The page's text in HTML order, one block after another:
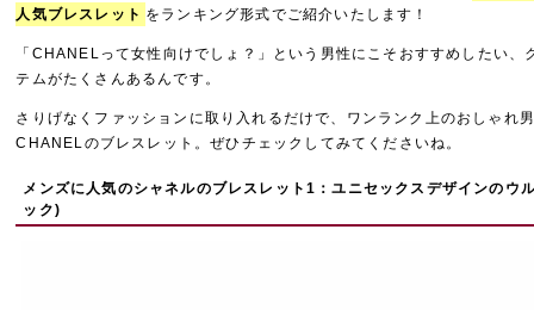
人気ブレスレット をランキング形式でご紹介いたします！
「CHANELって女性向けでしょ？」という男性にこそおすすめしたい、
テムがたくさんあるんです。
さりげなくファッションに取り入れるだけで、ワンランク上のおしゃれ
CHANELのブレスレット。ぜひチェックしてみてくださいね。
メンズに人気のシャネルのブレスレット1：ユニセックスデザインのウ
ック)